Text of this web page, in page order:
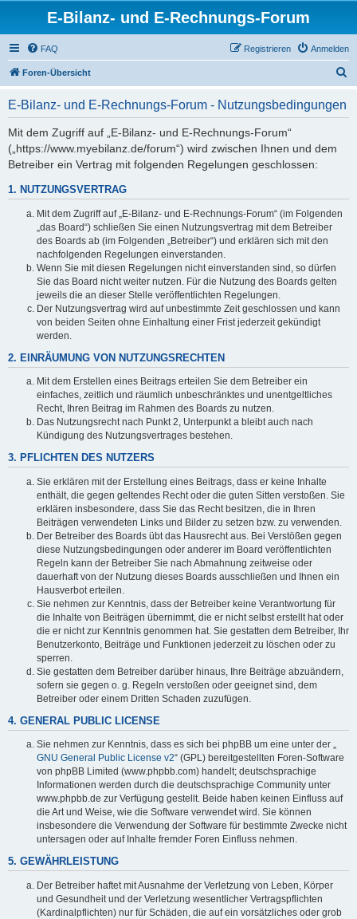
E-Bilanz- und E-Rechnungs-Forum
FAQ Anmelden
Registrieren
Foren-Übersicht
E-Bilanz- und E-Rechnungs-Forum - Nutzungsbedingungen
Mit dem Zugriff auf „E-Bilanz- und E-Rechnungs-Forum“
(„https://www.myebilanz.de/forum“) wird zwischen Ihnen und dem
Betreiber ein Vertrag mit folgenden Regelungen geschlossen:
1. NUTZUNGSVERTRAG
Mit dem Zugriff auf „E-Bilanz- und E-Rechnungs-Forum“ (im Folgenden
„das Board“) schließen Sie einen Nutzungsvertrag mit dem Betreiber
des Boards ab (im Folgenden „Betreiber“) und erklären sich mit den
nachfolgenden Regelungen einverstanden.
Wenn Sie mit diesen Regelungen nicht einverstanden sind, so dürfen
Sie das Board nicht weiter nutzen. Für die Nutzung des Boards gelten
jeweils die an dieser Stelle veröffentlichten Regelungen.
Der Nutzungsvertrag wird auf unbestimmte Zeit geschlossen und kann
von beiden Seiten ohne Einhaltung einer Frist jederzeit gekündigt
werden.
2. EINRÄUMUNG VON NUTZUNGSRECHTEN
Mit dem Erstellen eines Beitrags erteilen Sie dem Betreiber ein
einfaches, zeitlich und räumlich unbeschränktes und unentgeltliches
Recht, Ihren Beitrag im Rahmen des Boards zu nutzen.
Das Nutzungsrecht nach Punkt 2, Unterpunkt a bleibt auch nach
Kündigung des Nutzungsvertrages bestehen.
3. PFLICHTEN DES NUTZERS
Sie erklären mit der Erstellung eines Beitrags, dass er keine Inhalte
enthält, die gegen geltendes Recht oder die guten Sitten verstoßen. Sie
erklären insbesondere, dass Sie das Recht besitzen, die in Ihren
Beiträgen verwendeten Links und Bilder zu setzen bzw. zu verwenden.
Der Betreiber des Boards übt das Hausrecht aus. Bei Verstößen gegen
diese Nutzungsbedingungen oder anderer im Board veröffentlichten
Regeln kann der Betreiber Sie nach Abmahnung zeitweise oder
dauerhaft von der Nutzung dieses Boards ausschließen und Ihnen ein
Hausverbot erteilen.
Sie nehmen zur Kenntnis, dass der Betreiber keine Verantwortung für
die Inhalte von Beiträgen übernimmt, die er nicht selbst erstellt hat oder
die er nicht zur Kenntnis genommen hat. Sie gestatten dem Betreiber, Ihr
Benutzerkonto, Beiträge und Funktionen jederzeit zu löschen oder zu
sperren.
Sie gestatten dem Betreiber darüber hinaus, Ihre Beiträge abzuändern,
sofern sie gegen o. g. Regeln verstoßen oder geeignet sind, dem
Betreiber oder einem Dritten Schaden zuzufügen.
4. GENERAL PUBLIC LICENSE
Sie nehmen zur Kenntnis, dass es sich bei phpBB um eine unter der „
GNU General Public License v2“ (GPL) bereitgestellten Foren-Software
von phpBB Limited (www.phpbb.com) handelt; deutschsprachige
Informationen werden durch die deutschsprachige Community unter
www.phpbb.de zur Verfügung gestellt. Beide haben keinen Einfluss auf
die Art und Weise, wie die Software verwendet wird. Sie können
insbesondere die Verwendung der Software für bestimmte Zwecke nicht
untersagen oder auf Inhalte fremder Foren Einfluss nehmen.
5. GEWÄHRLEISTUNG
Der Betreiber haftet mit Ausnahme der Verletzung von Leben, Körper
und Gesundheit und der Verletzung wesentlicher Vertragspflichten
(Kardinalpflichten) nur für Schäden, die auf ein vorsätzliches oder grob